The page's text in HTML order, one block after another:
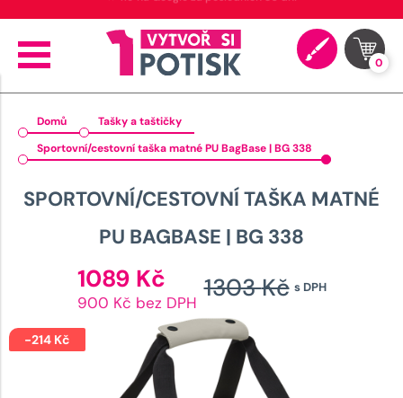
0
Domů
Tašky a taštičky
Sportovní/cestovní taška matné PU BagBase | BG 338
SPORTOVNÍ/CESTOVNÍ TAŠKA MATNÉ
PU BAGBASE | BG 338
s DPH
1303Kč
1089 Kčcena
1089 Kč.
900 Kč bez DPH
-214 Kč